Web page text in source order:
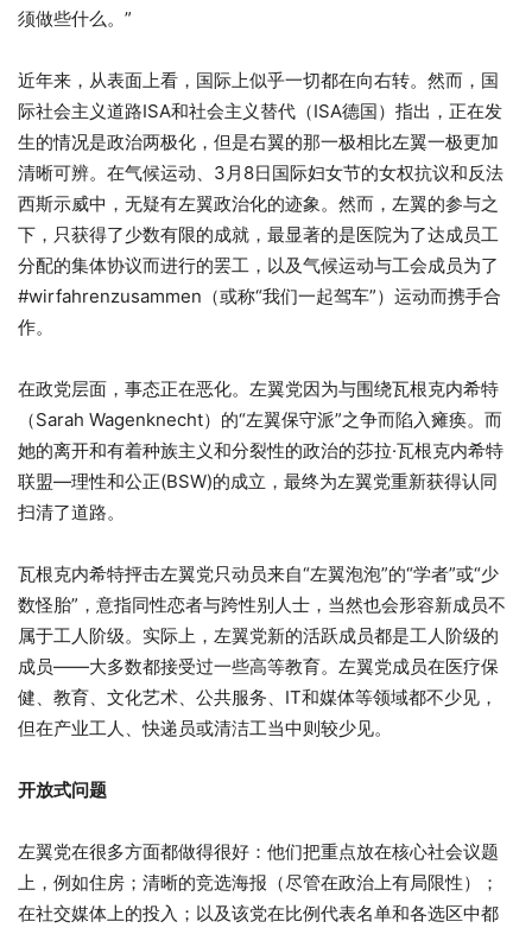
须做些什么。”
近年来，从表面上看，国际上似乎一切都在向右转。然而，国
际社会主义道路ISA和社会主义替代（ISA德国）指出，正在发
生的情况是政治两极化，但是右翼的那一极相比左翼一极更加
清晰可辨。在气候运动、3月8日国际妇女节的女权抗议和反法
西斯示威中，无疑有左翼政治化的迹象。然而，左翼的参与之
下，只获得了少数有限的成就，最显著的是医院为了达成员工
分配的集体协议而进行的罢工，以及气候运动与工会成员为了
#wirfahrenzusammen（或称“我们一起驾车”）运动而携手合
作。
在政党层面，事态正在恶化。左翼党因为与围绕瓦根克内希特
（Sarah Wagenknecht）的“左翼保守派”之争而陷入瘫痪。而
她的离开和有着种族主义和分裂性的政治的莎拉·瓦根克内希特
联盟—理性和公正(BSW)的成立，最终为左翼党重新获得认同
扫清了道路。
瓦根克内希特抨击左翼党只动员来自“左翼泡泡”的“学者”或“少
数怪胎”，意指同性恋者与跨性别人士，当然也会形容新成员不
属于工人阶级。实际上，左翼党新的活跃成员都是工人阶级的
成员——大多数都接受过一些高等教育。左翼党成员在医疗保
健、教育、文化艺术、公共服务、IT和媒体等领域都不少见，
但在产业工人、快递员或清洁工当中则较少见。
开放式问题
左翼党在很多方面都做得很好：他们把重点放在核心社会议题
上，例如住房；清晰的竞选海报（尽管在政治上有局限性）；
在社交媒体上的投入；以及该党在比例代表名单和各选区中都